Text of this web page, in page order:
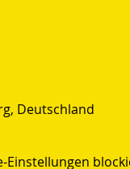
Deutschland
Einstellungen